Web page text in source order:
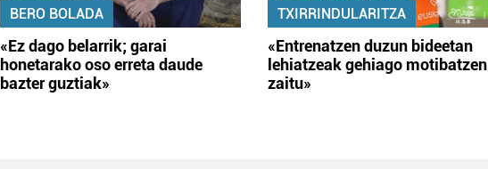
BERO BOLADA
«Ez dago belarrik; garai
honetarako oso erreta daude
bazter guztiak»
TXIRRINDULARITZA
«Entrenatzen duzun bideetan
lehiatzeak gehiago motibatzen
zaitu»